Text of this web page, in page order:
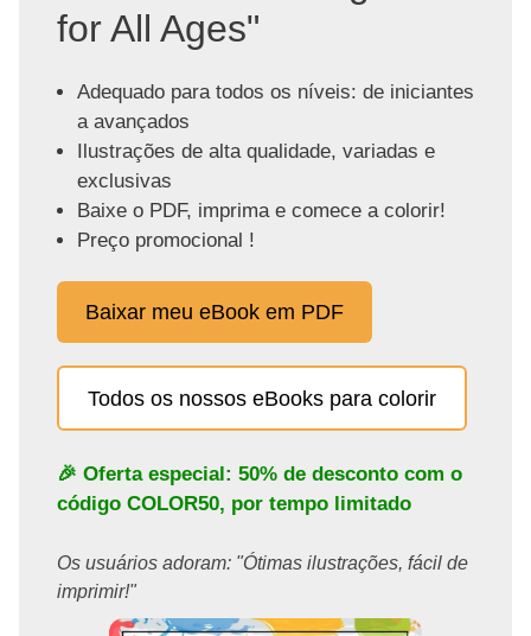
for All Ages"
Adequado para todos os níveis: de iniciantes
a avançados
Ilustrações de alta qualidade, variadas e
exclusivas
Baixe o PDF, imprima e comece a colorir!
Preço promocional !
Baixar meu eBook em PDF
Todos os nossos eBooks para colorir
🎉 Oferta especial: 50% de desconto com o
código COLOR50, por tempo limitado
Os usuários adoram: "Ótimas ilustrações, fácil de
imprimir!"